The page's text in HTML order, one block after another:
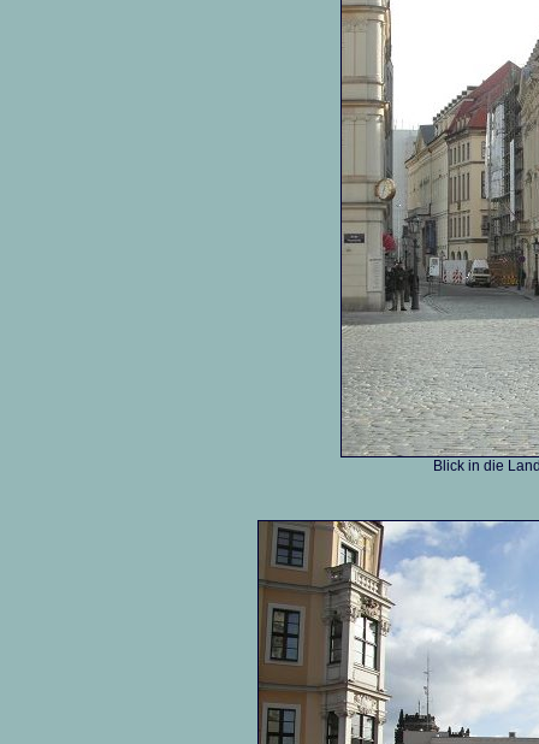
Blick in die